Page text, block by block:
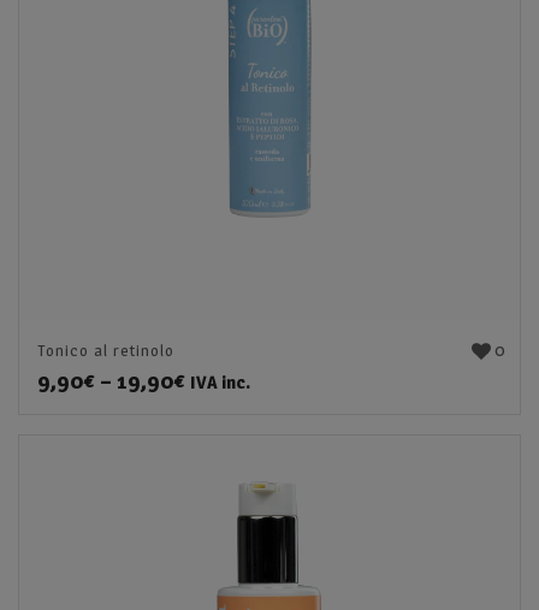
0
Tonico al retinolo
9,90€ – 19,90€ IVA inc.